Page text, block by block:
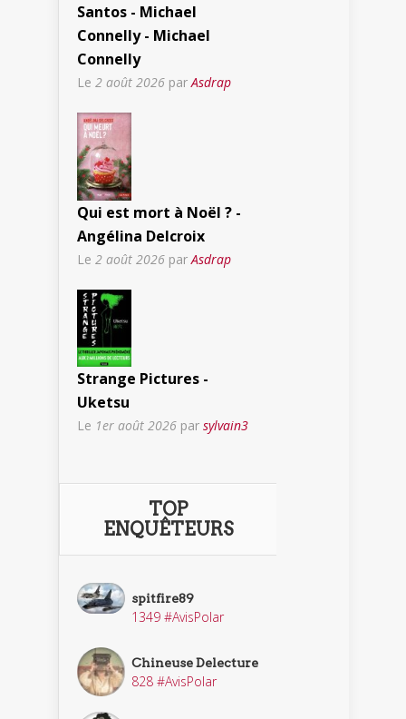
Santos - Michael
Connelly - Michael
Connelly
Le 2 août 2026 parAsdrap
Qui est mort à Noël ? -
Angélina Delcroix
Le 2 août 2026 par Asdrap
Strange Pictures -
Uketsu
Le 1er août 2026 par sylvain3
TOP
ENQUÊTEURS
spitfire89
1349 #AvisPolar
Chineuse Delecture
828 #AvisPolar